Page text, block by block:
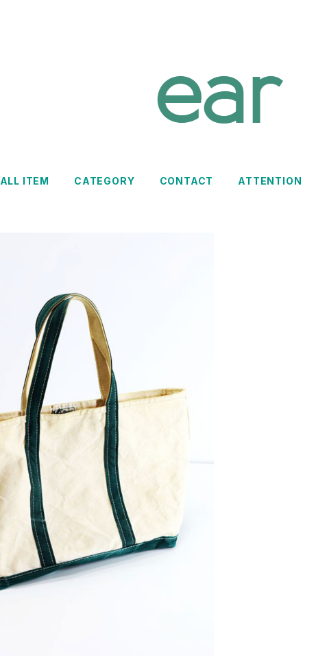
ALL ITEM CATEGORY CONTACT ATTENTION